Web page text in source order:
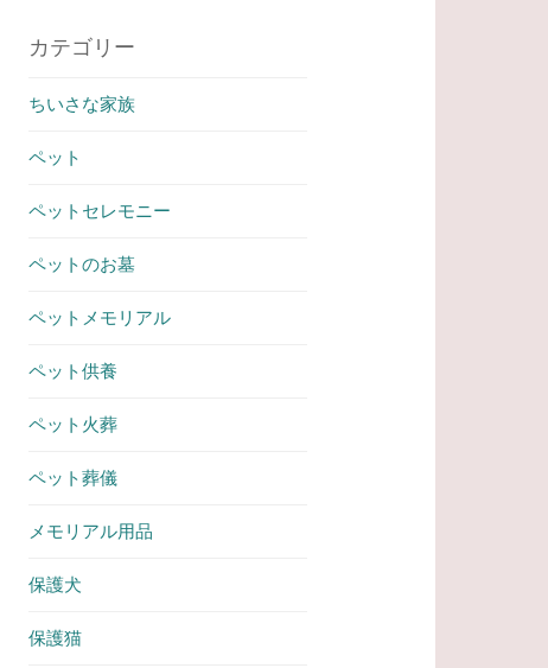
カテゴリー
ちいさな家族
ペット
ペットセレモニー
ペットのお墓
ペットメモリアル
ペット供養
ペット火葬
ペット葬儀
メモリアル用品
保護犬
保護猫